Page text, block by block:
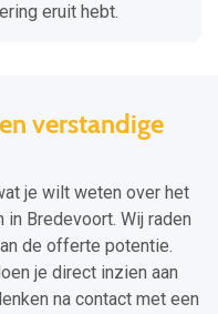
eruit hebt.
verstandige
je wilt weten over het
in Bredevoort. Wij raden
de offerte potentie.
je direct inzien aan
na contact met een